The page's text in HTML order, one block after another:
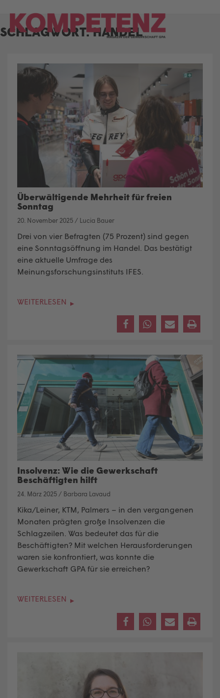
content
SCHLAGWORT:HANDEL
Überwältigende Mehrheit für freien
Sonntag
20. November 2025 / Lucia Bauer
Drei von vier Befragten (75 Prozent) sind gegen
eine Sonntagsöffnung im Handel. Das bestätigt
eine aktuelle Umfrage des
Meinungsforschungsinstituts IFES.
WEITERLESEN
Insolvenz: Wie die Gewerkschaft
Beschäftigten hilft
24. März 2025 / Barbara Lavaud
Kika/Leiner, KTM, Palmers – in den vergangenen
Monaten prägten große Insolvenzen die
Schlagzeilen. Was bedeutet das für die
Beschäftigten? Mit welchen Herausforderungen
waren sie konfrontiert, was konnte die
Gewerkschaft GPA für sie erreichen?
WEITERLESEN